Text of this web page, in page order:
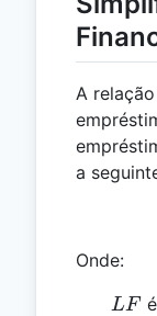
A
a
Onde:
LF
LF é